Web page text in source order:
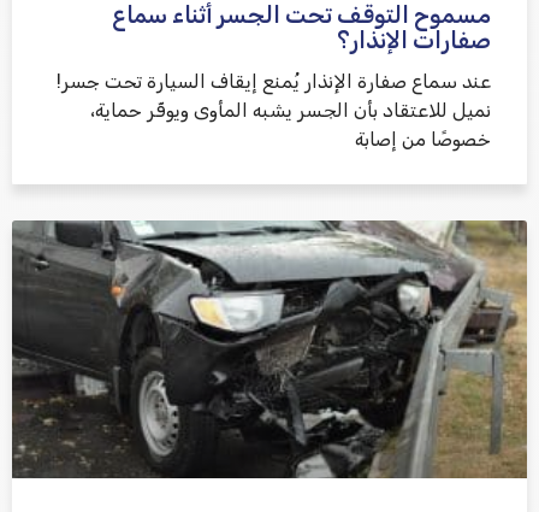
שלח משוב
مسموح التوقف تحت الجسر أثناء سماع
صفارات الإنذار؟
عند سماع صفارة الإنذار يُمنع إيقاف السيارة تحت جسر!
نميل للاعتقاد بأن الجسر يشبه المأوى ويوفّر حماية،
خصوصًا من إصابة